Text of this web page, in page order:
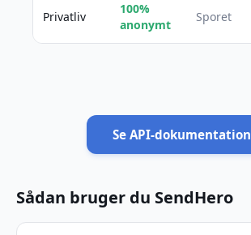
Privatliv
100%
anonymt
Sporet
Se API-dokumentation
Sådan bruger du SendHero